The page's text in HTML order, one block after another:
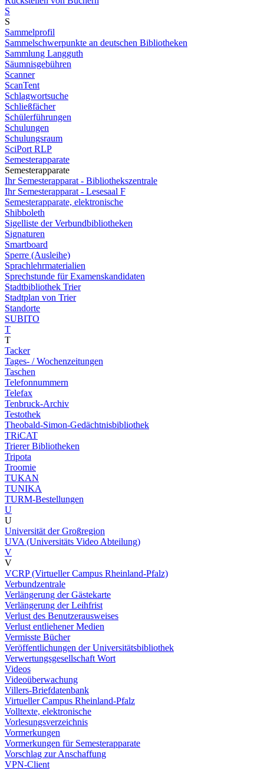
S
S
Sammelprofil
Sammelschwerpunkte an deutschen Bibliotheken
Sammlung Langguth
Säumnisgebühren
Scanner
ScanTent
Schlagwortsuche
Schließfächer
Schülerführungen
Schulungen
Schulungsraum
SciPort RLP
Semesterapparate
Semesterapparate
Ihr Semesterapparat - Bibliothekszentrale
Ihr Semesterapparat - Lesesaal F
Semesterapparate, elektronische
Shibboleth
Sigelliste der Verbundbibliotheken
Signaturen
Smartboard
Sperre (Ausleihe)
Sprachlehrmaterialien
Sprechstunde für Examenskandidaten
Stadtbibliothek Trier
Stadtplan von Trier
Standorte
SUBITO
T
T
Tacker
Tages- / Wochenzeitungen
Taschen
Telefonnummern
Telefax
Tenbruck-Archiv
Testothek
Theobald-Simon-Gedächtnisbibliothek
TRiCAT
Trierer Bibliotheken
Tripota
Troomie
TUKAN
TUNIKA
TURM-Bestellungen
U
U
Universität der Großregion
UVA (Universitäts Video Abteilung)
V
V
VCRP (Virtueller Campus Rheinland-Pfalz)
Verbundzentrale
Verlängerung der Gästekarte
Verlängerung der Leihfrist
Verlust des Benutzerausweises
Verlust entliehener Medien
Vermisste Bücher
Veröffentlichungen der Universitätsbibliothek
Verwertungsgesellschaft Wort
Videos
Videoüberwachung
Villers-Briefdatenbank
Virtueller Campus Rheinland-Pfalz
Volltexte, elektronische
Vorlesungsverzeichnis
Vormerkungen
Vormerkungen für Semesterapparate
Vorschlag zur Anschaffung
VPN-Client